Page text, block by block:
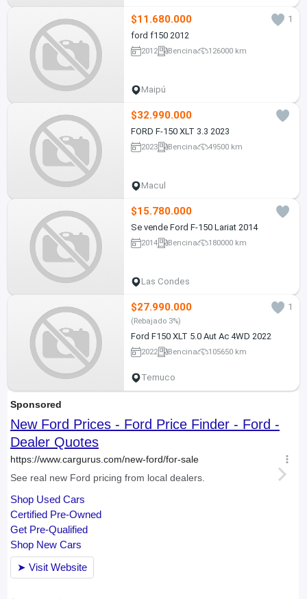
$11.680.000
1
ford f150 2012
2012 Bencina 126000 km
Maipú
$32.990.000
FORD F-150 XLT 3.3 2023
2023 Bencina 49500 km
Macul
$15.780.000
Se vende Ford F-150 Lariat 2014
2014 Bencina 180000 km
Las Condes
$27.990.000 1
(Rebajado 3%)
Ford F150 XLT 5.0 Aut Ac 4WD 2022
2022 Bencina 105650 km
Temuco